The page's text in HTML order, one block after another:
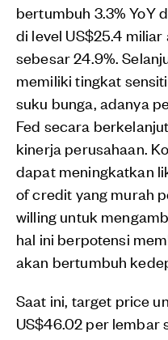
bertumbuh 3.3% YoY
di level US$25.4
sebesar 24.9%.
memiliki tingkat
suku bunga, adanya
Fed secara
kinerja perusahaan.
dapat meningkatkan
of credit yang murah
willing untuk
hal ini berpotensi
akan bertumbuh
Saat ini, target price
US$46.02 per lembar